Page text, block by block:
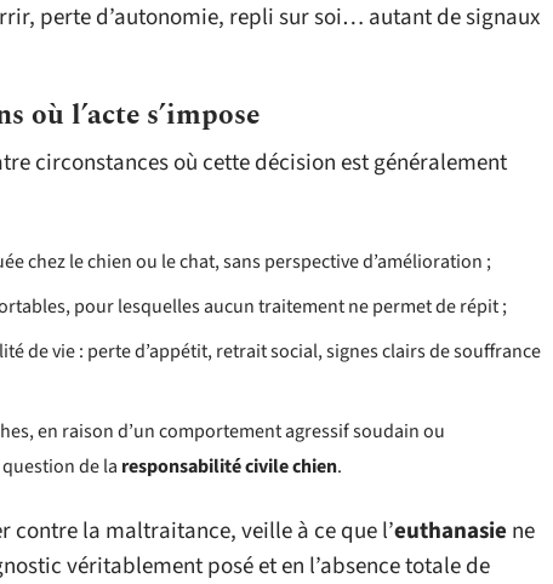
perte d’autonomie, repli sur soi… autant de signaux
où l’acte s’impose
circonstances où cette décision est généralement
chez le chien ou le chat, sans perspective d’amélioration ;
pour lesquelles aucun traitement ne permet de répit ;
de vie : perte d’appétit, retrait social, signes clairs de souffrance
en raison d’un comportement agressif soudain ou
de la responsabilité civile chien.
contre la maltraitance, veille à ce que l’euthanasie ne
véritablement posé et en l’absence totale de